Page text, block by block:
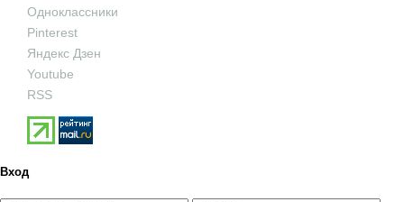
Одноклассники
Pinterest
Яндекс Дзен
Youtube
RSS
Вход